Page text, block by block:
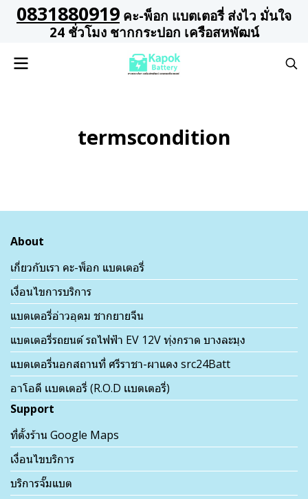
0831880919 คะ-พ็อก แบตเตอรี่ ส่งไว มั่นใจ
24 ชั่วโมง ชากกระปอก เครือสหพัฒน์
termscondition
About
เกี่ยวกับเรา คะ-พ็อก แบตเตอรี่
เงื่อนไขการบริการ
แบตเตอรี่อ่าวอุดม ชากยายจีน
แบตเตอรี่รถยนต์ รถไฟฟ้า EV 12V ทุ่งกราด บางละมุง
แบตเตอรี่นอกสถานที่ ศรีราชา-ผาแดง src24Batt
อาโอดี เเบตเตอรี่ (R.O.D เเบตเตอรี่)
Support
ที่ตั้งร้าน Google Maps
เงื่อนไขบริการ
บริการจั๊มแบต